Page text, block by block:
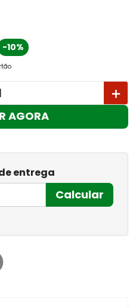
-10%
＋
AGORA
entrega
Calcular